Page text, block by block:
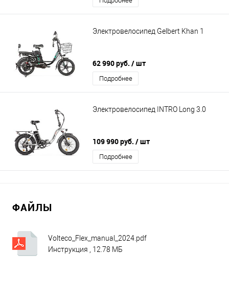
Электровелосипед Gelbert Khan 1
62 990 руб. / шт
Подробнее
Электровелосипед INTRO Long 3.0
109 990 руб. / шт
Подробнее
ФАЙЛЫ
Volteco_Flex_manual_2024.pdf
Инструкция , 12.78 МБ